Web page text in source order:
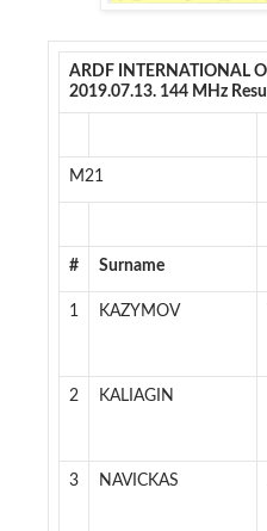
ARDF INTERNATIONAL
2019.07.13. 144 MHz
M21
# Surname
1 KAZYMOV
2 KALIAGIN
3 NAVICKAS